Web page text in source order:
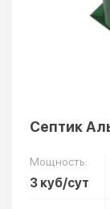
Септик
Мощность:
3 куб/сут